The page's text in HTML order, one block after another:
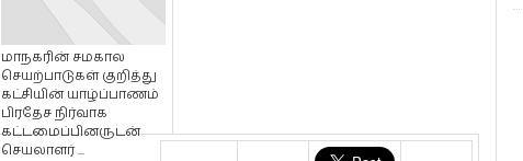
மாநகரின் சமகால
செயற்பாடுகள் குறித்து
கட்சியின் யாழ்ப்பாணம்
பிரதேச நிர்வாக
கட்டமைப்பினருடன்
செயலாளர் ...